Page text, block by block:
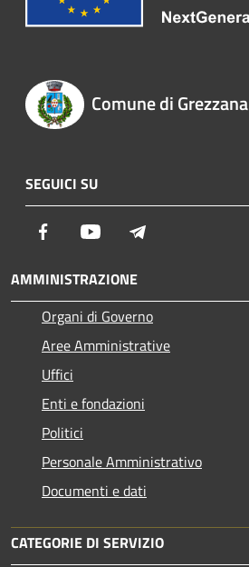
Comune di Grezzana
SEGUICI SU
Facebook Youtube
AMMINISTRAZIONE
Organi di Governo
Aree Amministrative
Uffici
Enti e fondazioni
Politici
Personale Amministrativo
Documenti e dati
CATEGORIE DI SERVIZIO